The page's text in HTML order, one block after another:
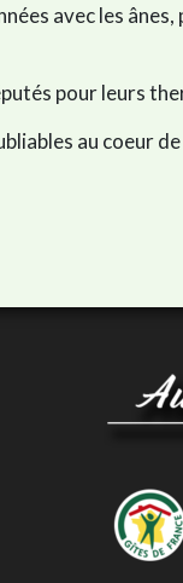
avec les
pour leurs
au coeur